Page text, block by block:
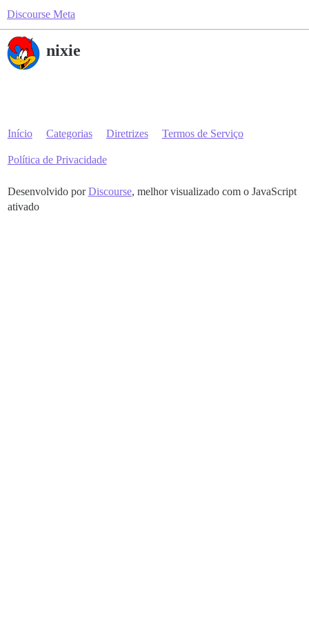
Discourse Meta
nixie
Início Categorias Diretrizes Termos de Serviço
Política de Privacidade
Desenvolvido porDiscourse, melhor visualizado com o JavaScript
ativado